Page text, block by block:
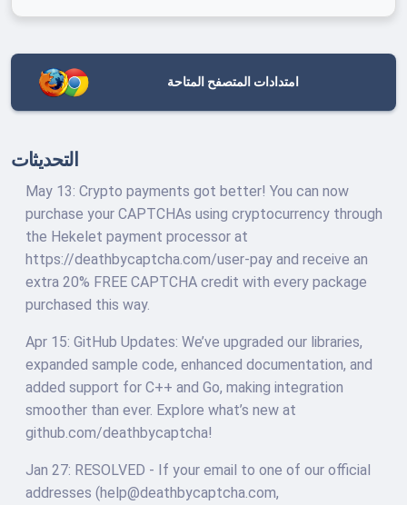
امتدادات المتصفح المتاحة
التحديثات
May 13: Crypto payments got better! You can now
purchase your CAPTCHAs using cryptocurrency through
the Hekelet payment processor at
https://deathbycaptcha.com/user-pay and receive an
extra 20% FREE CAPTCHA credit with every package
purchased this way.
Apr 15: GitHub Updates: We’ve upgraded our libraries,
expanded sample code, enhanced documentation, and
added support for C++ and Go, making integration
smoother than ever. Explore what’s new at
github.com/deathbycaptcha!
Jan 27: RESOLVED - If your email to one of our official
addresses (help@deathbycaptcha.com,